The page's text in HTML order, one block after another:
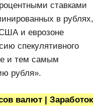
ставками
в рублях,
и еврозоне
спекулятивного
и тем самым
рубля».
валют | Заработок